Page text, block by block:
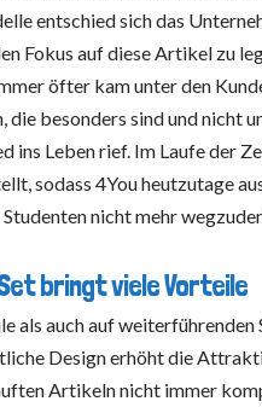
entschied sich das
Fokus auf diese Artikel zu
öfter kam unter den
die besonders sind und nicht
ins Leben rief. Im Laufe der
sodass 4You heutzutage
nicht mehr
bringt viele Vorteile
als auch auf
Design erhöht die
Artikeln nicht immer